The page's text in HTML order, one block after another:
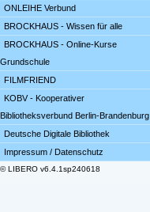
ONLEIHE Verbund
BROCKHAUS - Wissen für alle
BROCKHAUS - Online-Kurse
Grundschule
FILMFRIEND
KOBV - Kooperativer
Bibliotheksverbund Berlin-Brandenburg
Deutsche Digitale Bibliothek
Impressum / Datenschutz
© LIBERO v6.4.1sp240618